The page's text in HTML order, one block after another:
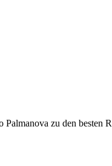
zu den